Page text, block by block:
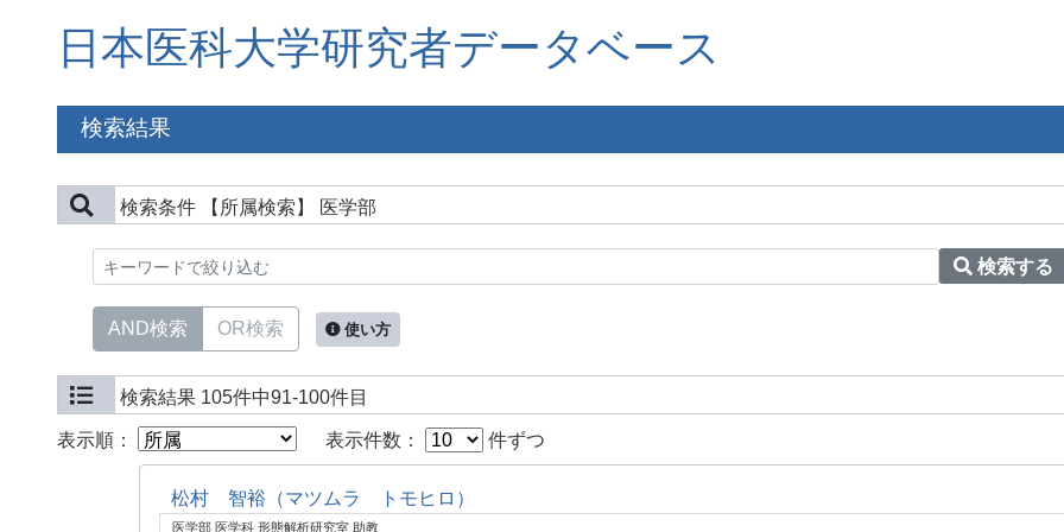
日本医科大学研究者データベース
検索結果
検索条件 【所属検索】 医学部
検索する
AND検索 OR検索 使い方
検索結果 105件中91-100件目
表示順： 表示件数： 件ずつ
松村 智裕（マツムラ トモヒロ）
医学部 医学科 形態解析研究室 助教